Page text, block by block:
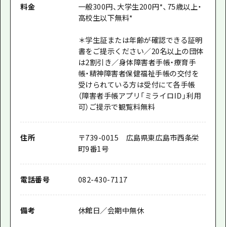
料金
一般300円、大学生200円*、75歳以上・
高校生以下無料*
＊学生証または年齢が確認できる証明
書をご提示ください／20名以上の団体
は2割引き／身体障害者手帳・療育手
帳・精神障害者保健福祉手帳の交付を
受けられている方は受付にて各手帳
（障害者手帳アプリ「ミライロID」利用
可）ご提示で観覧料無料
住所
〒739-0015 広島県東広島市西条栄
町9番1号
電話番号 082-430-7117
備考 休館日／会期中無休